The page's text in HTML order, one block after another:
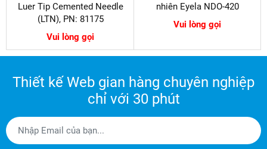
Luer Tip Cemented Needle
(LTN), PN: 81175
Vui lòng gọi
nhiên Eyela NDO-420
Vui lòng gọi
Thiết kế Web gian hàng chuyên nghiệp
chỉ với 30 phút